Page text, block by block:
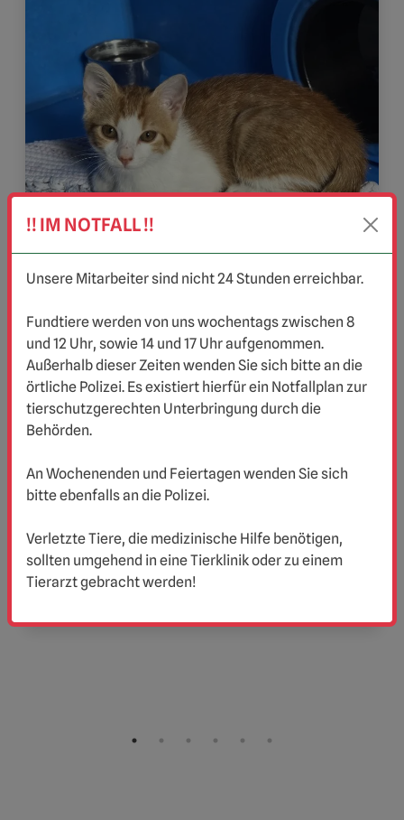
!! IM NOTFALL !!
Unsere Mitarbeiter sind nicht 24 Stunden erreichbar.
Fundtiere werden von uns wochentags zwischen 8
und 12 Uhr, sowie 14 und 17 Uhr aufgenommen.
Außerhalb dieser Zeiten wenden Sie sich bitte an die
örtliche Polizei. Es existiert hierfür ein Notfallplan zur
tierschutzgerechten Unterbringung durch die
Behörden.
An Wochenenden und Feiertagen wenden Sie sich
bitte ebenfalls an die Polizei.
Verletzte Tiere, die medizinische Hilfe benötigen,
sollten umgehend in eine Tierklinik oder zu einem
Tierarzt gebracht werden!
Kathi
Katzenmädchen. Sie wird nur zusammen mit
einer anderen jungen Katze oder zu einer
vermittelt. Rasse:...
mehr anzeigen